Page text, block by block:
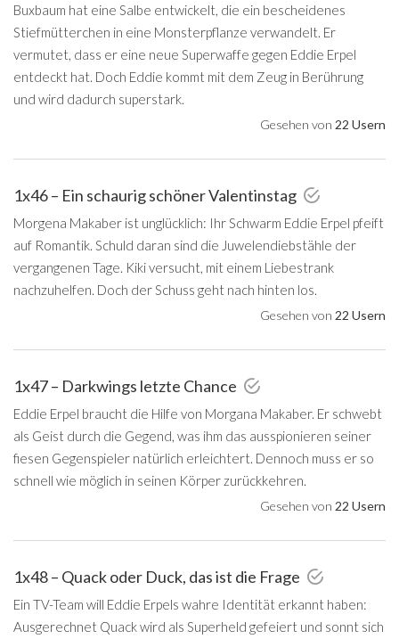
Buxbaum hat eine Salbe entwickelt, die ein bescheidenes
Stiefmütterchen in eine Monsterpflanze verwandelt. Er
vermutet, dass er eine neue Superwaffe gegen Eddie Erpel
entdeckt hat. Doch Eddie kommt mit dem Zeug in Berührung
und wird dadurch superstark.
Gesehen von 22 Usern
1x46 – Ein schaurig schöner Valentinstag
Morgena Makaber ist unglücklich: Ihr Schwarm Eddie Erpel pfeift
auf Romantik. Schuld daran sind die Juwelendiebstähle der
vergangenen Tage. Kiki versucht, mit einem Liebestrank
nachzuhelfen. Doch der Schuss geht nach hinten los.
Gesehen von 22 Usern
1x47 – Darkwings letzte Chance
Eddie Erpel braucht die Hilfe von Morgana Makaber. Er schwebt
als Geist durch die Gegend, was ihm das ausspionieren seiner
fiesen Gegenspieler natürlich erleichtert. Dennoch muss er so
schnell wie möglich in seinen Körper zurückkehren.
Gesehen von 22 Usern
1x48 – Quack oder Duck, das ist die Frage
Ein TV-Team will Eddie Erpels wahre Identität erkannt haben:
Ausgerechnet Quack wird als Superheld gefeiert und sonnt sich